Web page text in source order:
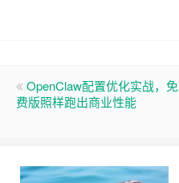
OpenClaw配置优化实战，免
费版照样跑出商业性能